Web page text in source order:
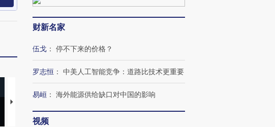
马航飞行员跨国走私7万
粒摇头丸 尿检体内含3种
度Z世代 用街头抗争将教
机”？难民潮撕裂西班牙
财新名家
伍戈 ： 停不下来的价格？
罗志恒 ： 中美人工智能竞争：道路比技术更重要
易峘 ： 海外能源供给缺口对中国的影响
视频